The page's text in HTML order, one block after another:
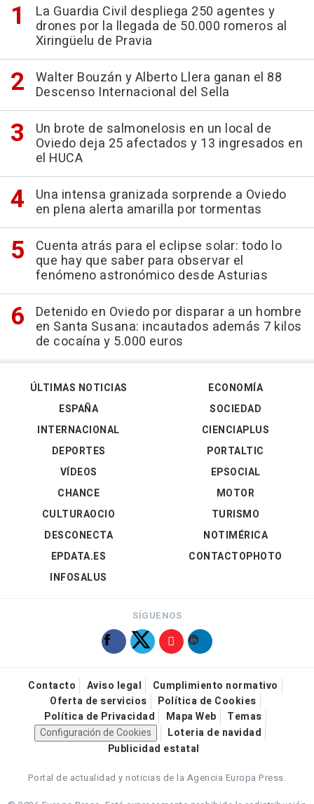
La Guardia Civil despliega 250 agentes y
drones por la llegada de 50.000 romeros al
Xiringüelu de Pravia
Walter Bouzán y Alberto Llera ganan el 88
Descenso Internacional del Sella
Un brote de salmonelosis en un local de
Oviedo deja 25 afectados y 13 ingresados en
el HUCA
Una intensa granizada sorprende a Oviedo
en plena alerta amarilla por tormentas
Cuenta atrás para el eclipse solar: todo lo
que hay que saber para observar el
fenómeno astronómico desde Asturias
Detenido en Oviedo por disparar a un hombre
en Santa Susana: incautados además 7 kilos
de cocaína y 5.000 euros
ÚLTIMAS NOTICIAS
ESPAÑA
INTERNACIONAL
DEPORTES
VÍDEOS
ECONOMÍA
SOCIEDAD
CIENCIAPLUS
PORTALTIC
EPSOCIAL
CHANCE
CULTURAOCIO
DESCONECTA
EPDATA.ES
INFOSALUS
MOTOR
TURISMO
NOTIMÉRICA
CONTACTOPHOTO
SÍGUENOS
Contacto Aviso legal
Cumplimiento normativo
Oferta de servicios
Política de Cookies
Política de Privacidad
Mapa Web
Temas
Configuración de Cookies
Loteria de navidad
Publicidad estatal
Portal de actualidad y noticias de la Agencia Europa Press.